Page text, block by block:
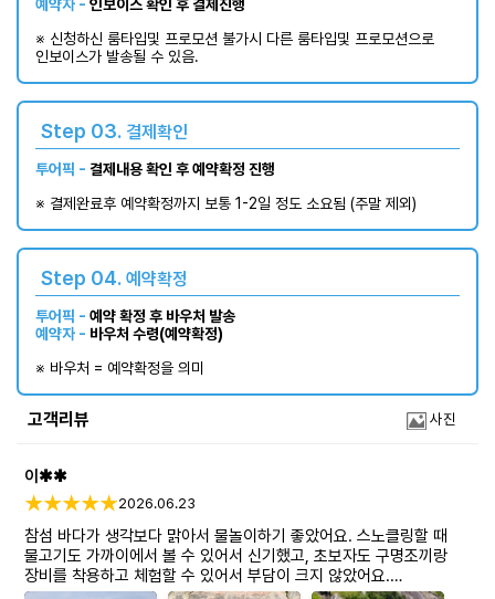
예약자 - 인보이스 확인 후 결제진행
※ 신청하신 룸타입및 프로모션 불가시 다른 룸타입및 프로모션으로
인보이스가 발송될 수 있음.
Step 03. 결제확인
투어픽 - 결제내용 확인 후 예약확정 진행
※ 결제완료후 예약확정까지 보통 1-2일 정도 소요됨 (주말 제외)​
Step 04. 예약확정
투어픽 - 예약 확정 후 바우처 발송
예약자 - 바우처 수령(예약확정)
※ 바우처 = 예약확정을 의미
고객리뷰 사진
이✱✱
2026.06.23
참섬 바다가 생각보다 맑아서 물놀이하기 좋았어요. 스노클링할 때
물고기도 가까이에서 볼 수 있어서 신기했고, 초보자도 구명조끼랑
장비를 착용하고 체험할 수 있어서 부담이 크지 않았어요.